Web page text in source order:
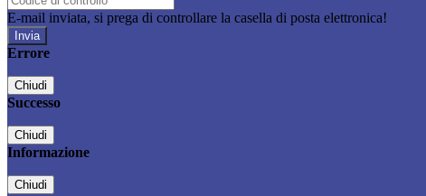
E-mail inviata, si prega di controllare la casella di posta elettronica!
Errore
Chiudi
Successo
Chiudi
Informazione
Chiudi